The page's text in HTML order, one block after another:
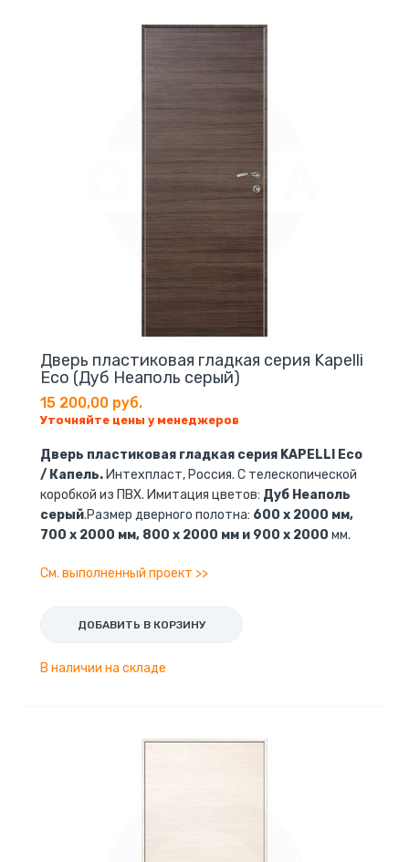
Дверь пластиковая гладкая серия Kapelli
Eco (Дуб Неаполь серый)
15 200,00 руб.
Уточняйте цены у менеджеров
Дверь пластиковая гладкая серия KAPELLI Eco
/ Капель. Интехпласт, Россия. С телескопической
коробкой из ПВХ. Имитация цветов: Дуб Неаполь
серый.Размер дверного полотна: 600 x 2000 мм,
700 x 2000 мм, 800 x 2000 мм и 900 x 2000 мм.
См. выполненный проект >>
ДОБАВИТЬ В КОРЗИНУ
В наличии на складе